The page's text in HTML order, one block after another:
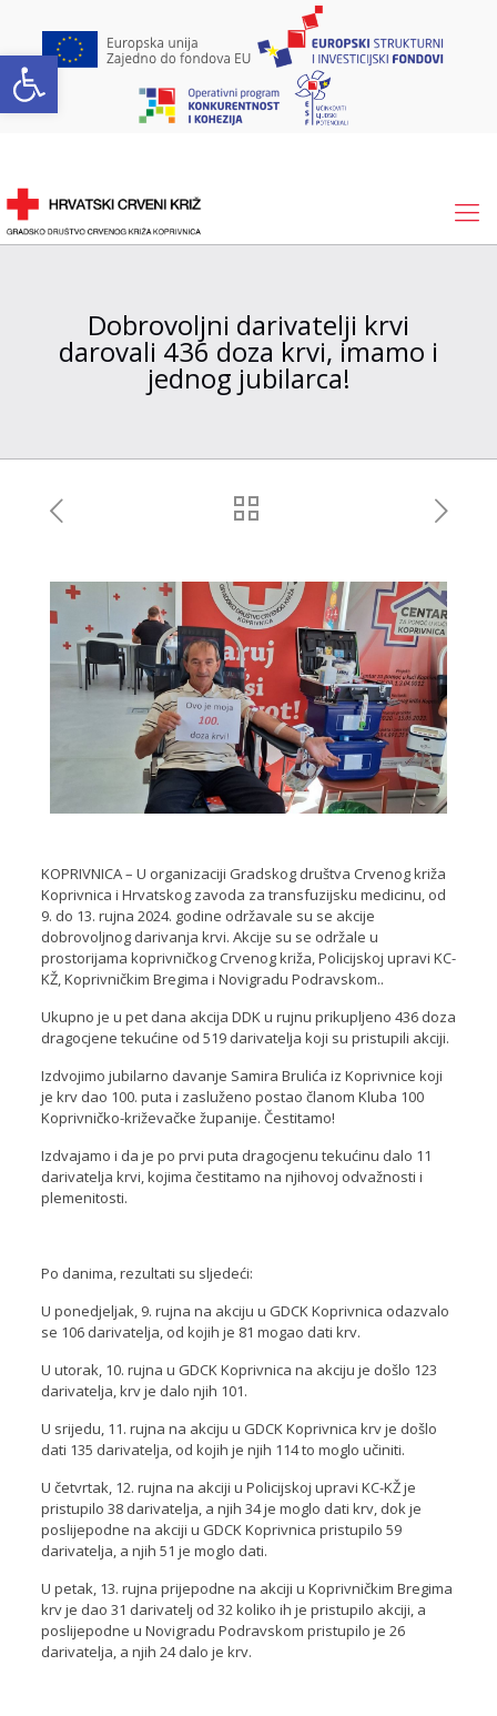
Open toolbar
Dobrovoljni darivatelji krvi
darovali 436 doza krvi, imamo i
jednog jubilarca!
KOPRIVNICA – U organizaciji Gradskog društva Crvenog križa
Koprivnica i Hrvatskog zavoda za transfuzijsku medicinu, od
9. do 13. rujna 2024. godine održavale su se akcije
dobrovoljnog darivanja krvi. Akcije su se održale u
prostorijama koprivničkog Crvenog križa, Policijskoj upravi KC-
KŽ, Koprivničkim Bregima i Novigradu Podravskom..
Ukupno je u pet dana akcija DDK u rujnu prikupljeno 436 doza
dragocjene tekućine od 519 darivatelja koji su pristupili akciji.
Izdvojimo jubilarno davanje Samira Brulića iz Koprivnice koji
je krv dao 100. puta i zasluženo postao članom Kluba 100
Koprivničko-križevačke županije. Čestitamo!
Izdvajamo i da je po prvi puta dragocjenu tekućinu dalo 11
darivatelja krvi, kojima čestitamo na njihovoj odvažnosti i
plemenitosti.
Po danima, rezultati su sljedeći:
U ponedjeljak, 9. rujna na akciju u GDCK Koprivnica odazvalo
se 106 darivatelja, od kojih je 81 mogao dati krv.
U utorak, 10. rujna u GDCK Koprivnica na akciju je došlo 123
darivatelja, krv je dalo njih 101.
U srijedu, 11. rujna na akciju u GDCK Koprivnica krv je došlo
dati 135 darivatelja, od kojih je njih 114 to moglo učiniti.
U četvrtak, 12. rujna na akciji u Policijskoj upravi KC-KŽ je
pristupilo 38 darivatelja, a njih 34 je moglo dati krv, dok je
poslijepodne na akciji u GDCK Koprivnica pristupilo 59
darivatelja, a njih 51 je moglo dati.
U petak, 13. rujna prijepodne na akciji u Koprivničkim Bregima
krv je dao 31 darivatelj od 32 koliko ih je pristupilo akciji, a
poslijepodne u Novigradu Podravskom pristupilo je 26
darivatelja, a njih 24 dalo je krv.